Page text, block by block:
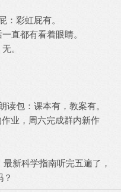
：彩虹屁有。
直都有看着眼睛。
。
读包：课本有，教案有。
业，周六完成群内新作
新科学指南听完五遍了，